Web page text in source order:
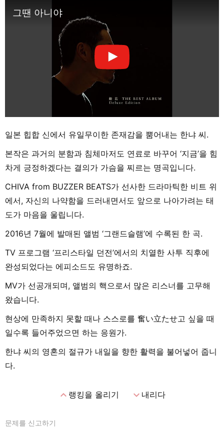
그땐 아니야
일본 힙합 신에서 유일무이한 존재감을 뿜어내는 한냐 씨.
본작은 과거의 분함과 침체마저도 연료로 바꾸어 ‘지금’을 힘
차게 긍정하겠다는 결의가 가슴을 찌르는 명곡입니다.
CHIVA from BUZZER BEATS가 선사한 드라마틱한 비트 위
에서, 자신의 나약함을 드러내면서도 앞으로 나아가려는 태
도가 마음을 울립니다.
2016년 7월에 발매된 앨범 ‘그랜드슬램’에 수록된 한 곡.
TV 프로그램 ‘프리스타일 던전’에서의 치열한 사투 직후에
완성되었다는 에피소드도 유명하죠.
MV가 선공개되며, 앨범의 핵으로서 많은 리스너를 고무해
왔습니다.
현상에 만족하지 못할 때나 스스로를 奮い立たせ고 싶을 때
일수록 들어주었으면 하는 응원가.
한냐 씨의 영혼의 절규가 내일을 향한 활력을 불어넣어 줍니
다.
expand_less랭킹을 올리기 expand_more내리다
문제를 신고하기